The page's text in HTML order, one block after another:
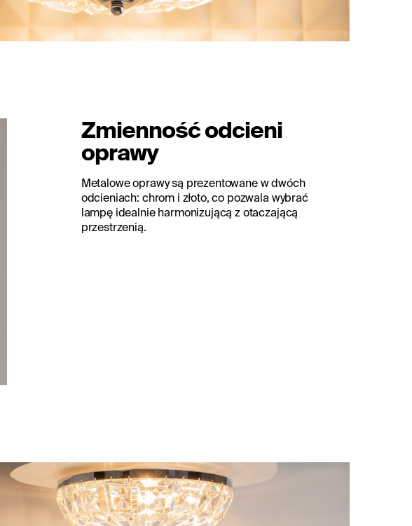
Zmienność odcieni
oprawy
Metalowe oprawy są prezentowane w dwóch
odcieniach: chrom i złoto, co pozwala wybrać
lampę idealnie harmonizującą z otaczającą
przestrzenią.